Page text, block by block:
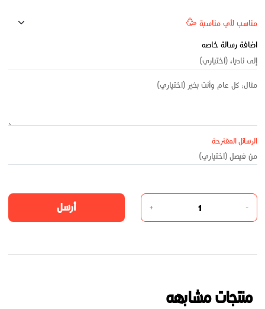
اضافة رسالة خاصه
الرسائل المقترحة
-
+ أرسل
منتجات مشابهه